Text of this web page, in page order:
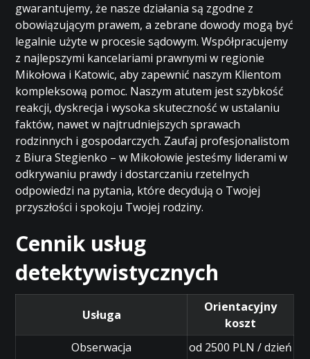
gwarantujemy, że nasze działania są zgodne z
obowiązującym prawem, a zebrane dowody mogą być
legalnie użyte w procesie sądowym. Współpracujemy
z najlepszymi kancelariami prawnymi w regionie
Mikołowa i Katowic, aby zapewnić naszym Klientom
kompleksową pomoc. Naszym atutem jest szybkość
reakcji, dyskrecja i wysoka skuteczność w ustalaniu
faktów, nawet w najtrudniejszych sprawach
rodzinnych i gospodarczych. Zaufaj profesjonalistom
z Biura Stegienko – w Mikołowie jesteśmy liderami w
odkrywaniu prawdy i dostarczaniu rzetelnych
odpowiedzi na pytania, które decydują o Twojej
przyszłości i spokoju Twojej rodziny.
Cennik usług
detektywistycznych
Usługa
Orientacyjny
koszt
Obserwacja
od 2500 PLN / dzień